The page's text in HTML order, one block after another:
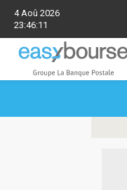
4 Aoû 2026
23:46:11